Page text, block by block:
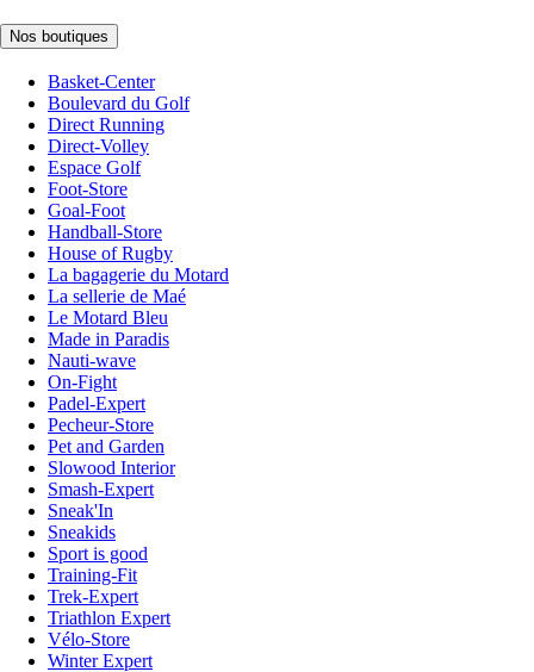
Nos boutiques
Basket-Center
Boulevard du Golf
Direct Running
Direct-Volley
Espace Golf
Foot-Store
Goal-Foot
Handball-Store
House of Rugby
La bagagerie du Motard
La sellerie de Maé
Le Motard Bleu
Made in Paradis
Nauti-wave
On-Fight
Padel-Expert
Pecheur-Store
Pet and Garden
Slowood Interior
Smash-Expert
Sneak'In
Sneakids
Sport is good
Training-Fit
Trek-Expert
Triathlon Expert
Vélo-Store
Winter Expert